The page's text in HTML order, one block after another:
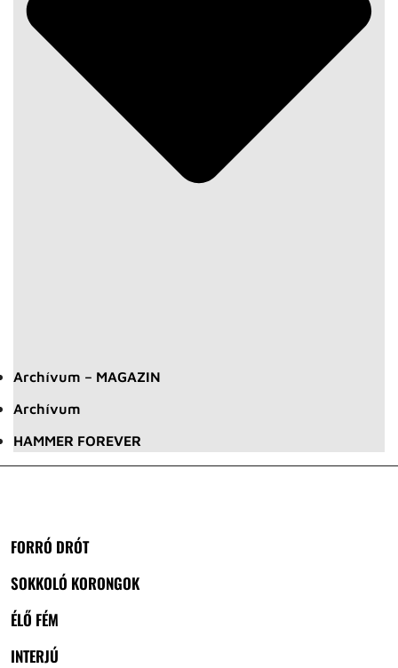
Archívum – MAGAZIN
Archívum
HAMMER FOREVER
FORRÓ DRÓT
SOKKOLÓ KORONGOK
ÉLŐ FÉM
INTERJÚ